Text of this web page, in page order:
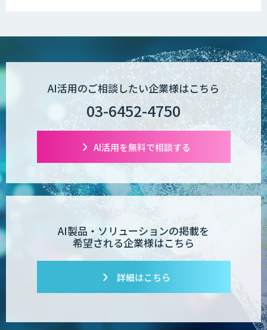
AI活用のご相談したい企業様はこちら
03-6452-4750
AI活用を無料で相談する
AI製品・ソリューションの掲載を
希望される企業様はこちら
詳細はこちら